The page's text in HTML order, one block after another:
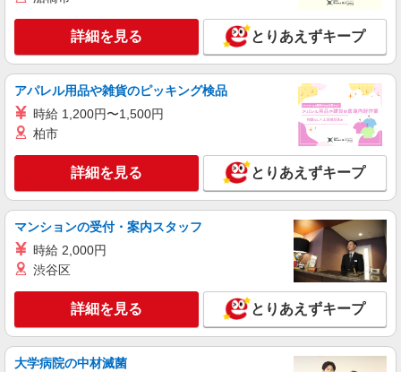
株式会社kotrio /●KB-H-1879382
小野駅◎負担少なめの障がい者支援員★社会活
動の見守りなど
時給1550円〜2187円 ＜日払い有/週払い有/交
キープ 詳細を見る
株式会社kotrio /●KB-H-2020563
小野駅＊高級シニアマンションでのサポート職
時給1450円〜2187円 ＜日払い有/週払い有/交
通費全支給(ガソリン代含む)＞
小野市 ＊最寄り駅：小野
キープ 詳細を見る
詳細を見る とりあえずキープ
アパレル用品や雑貨のピッキング検品
時給 1,200円〜1,500円
柏市
詳細を見る とりあえずキープ
マンションの受付・案内スタッフ
時給 2,000円
渋谷区
詳細を見る とりあえずキープ
大学病院の中材滅菌